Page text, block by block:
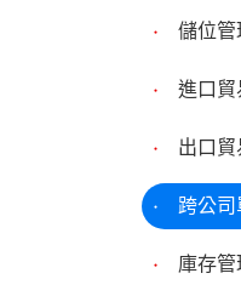
儲位管
進口貿
出口貿
跨公
庫存